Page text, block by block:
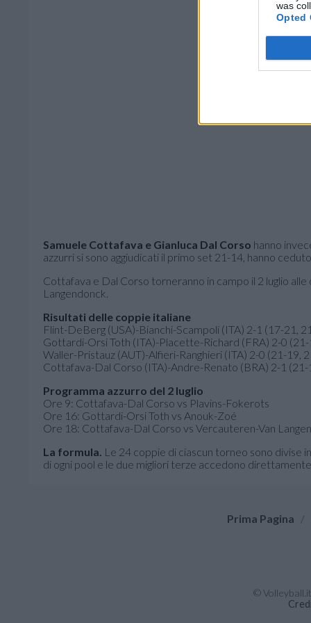
was
Opted
Samuele Cottafava e Gianluca Dal Corso hanno
azzurri si sono aggiudicati il primo set 21-14, hanno
Cottafava e Dal Corso torneranno in campo il 2 luglio
Langendonck.
Risultati delle coppie italiane
Flint-DeBerg (USA)-Bianchi-Scampoli (ITA) 2-1 (17-21,
Gottardi-Orsi Toth (ITA)-Placette-Richard (FRA) 2-0
Waller-Pristauz (AUT)-Alfieri-Ranghieri (ITA) 2-0 (21-19,
Cottafava-Dal Corso (ITA)-Andre-Renato (BRA) 2-1 (21-
Programma azzurro del 2 luglio
Ore 9: Cottafava-Dal Corso vs Plavins-Fokerots
Ore 16: Gottardi-Orsi Toth vs Anouk-Zoé
Ore 18: Cottafava-Dal Corso vs Vercauteren-Van
La formula. Le 24 coppie di ciascun torneo sono divise
di ogni pool e le due migliori terze accedono
Prima Pagina /
©